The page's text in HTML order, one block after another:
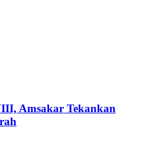
Amsakar Tekankan